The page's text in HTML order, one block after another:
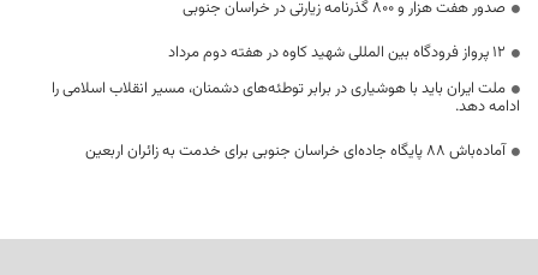
صدور هفت هزار و ۸۰۰ گذرنامه زیارتی در خراسان جنوبی
۱۲ پرواز فرودگاه بین المللی شهید کاوه در هفته دوم مرداد
ملت ایران باید با هوشیاری در برابر توطئه‌های دشمنان، مسیر انقلاب اسلامی را
ادامه دهد.
آماده‌باش ۸۸ پایگاه جاده‌ای خراسان جنوبی برای خدمت به زائران اربعین